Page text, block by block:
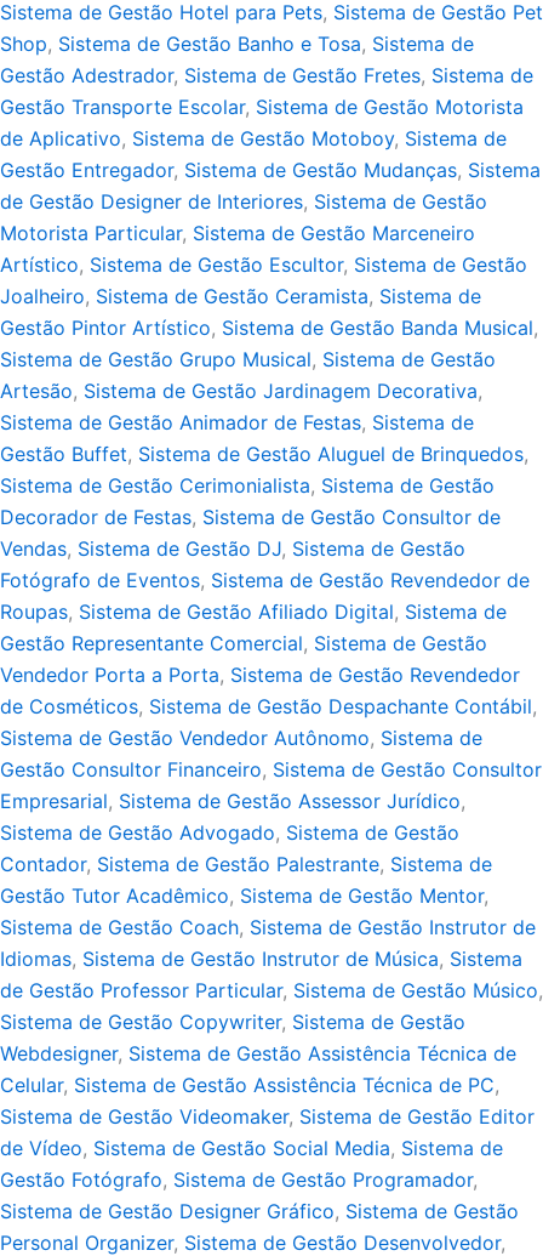
Sistema de Gestão Hotel para Pets, Sistema de Gestão Pet
Shop, Sistema de Gestão Banho e Tosa, Sistema de
Gestão Adestrador, Sistema de Gestão Fretes, Sistema de
Gestão Transporte Escolar, Sistema de Gestão Motorista
de Aplicativo, Sistema de Gestão Motoboy, Sistema de
Gestão Entregador, Sistema de Gestão Mudanças, Sistema
de Gestão Designer de Interiores, Sistema de Gestão
Motorista Particular, Sistema de Gestão Marceneiro
Artístico, Sistema de Gestão Escultor, Sistema de Gestão
Joalheiro, Sistema de Gestão Ceramista, Sistema de
Gestão Pintor Artístico, Sistema de Gestão Banda Musical,
Sistema de Gestão Grupo Musical, Sistema de Gestão
Artesão, Sistema de Gestão Jardinagem Decorativa,
Sistema de Gestão Animador de Festas, Sistema de
Gestão Buffet, Sistema de Gestão Aluguel de Brinquedos,
Sistema de Gestão Cerimonialista, Sistema de Gestão
Decorador de Festas, Sistema de Gestão Consultor de
Vendas, Sistema de Gestão DJ, Sistema de Gestão
Fotógrafo de Eventos, Sistema de Gestão Revendedor de
Roupas, Sistema de Gestão Afiliado Digital, Sistema de
Gestão Representante Comercial, Sistema de Gestão
Vendedor Porta a Porta, Sistema de Gestão Revendedor
de Cosméticos, Sistema de Gestão Despachante Contábil,
Sistema de Gestão Vendedor Autônomo, Sistema de
Gestão Consultor Financeiro, Sistema de Gestão Consultor
Empresarial, Sistema de Gestão Assessor Jurídico,
Sistema de Gestão Advogado, Sistema de Gestão
Contador, Sistema de Gestão Palestrante, Sistema de
Gestão Tutor Acadêmico, Sistema de Gestão Mentor,
Sistema de Gestão Coach, Sistema de Gestão Instrutor de
Idiomas, Sistema de Gestão Instrutor de Música, Sistema
de Gestão Professor Particular, Sistema de Gestão Músico,
Sistema de Gestão Copywriter, Sistema de Gestão
Webdesigner, Sistema de Gestão Assistência Técnica de
Celular, Sistema de Gestão Assistência Técnica de PC,
Sistema de Gestão Videomaker, Sistema de Gestão Editor
de Vídeo, Sistema de Gestão Social Media, Sistema de
Gestão Fotógrafo, Sistema de Gestão Programador,
Sistema de Gestão Designer Gráfico, Sistema de Gestão
Personal Organizer, Sistema de Gestão Desenvolvedor,